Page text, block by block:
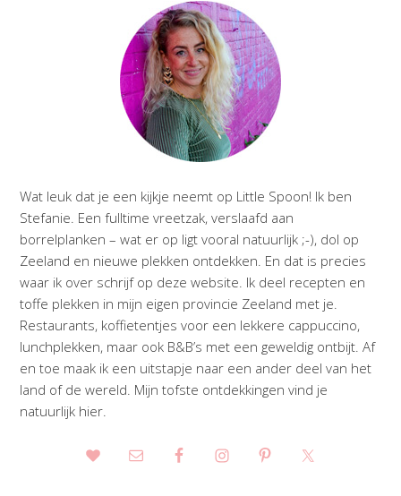
Wat leuk dat je een kijkje neemt op Little Spoon! Ik ben
Stefanie. Een fulltime vreetzak, verslaafd aan
borrelplanken – wat er op ligt vooral natuurlijk ;-), dol op
Zeeland en nieuwe plekken ontdekken. En dat is precies
waar ik over schrijf op deze website. Ik deel recepten en
toffe plekken in mijn eigen provincie Zeeland met je.
Restaurants, koffietentjes voor een lekkere cappuccino,
lunchplekken, maar ook B&B’s met een geweldig ontbijt. Af
en toe maak ik een uitstapje naar een ander deel van het
land of de wereld. Mijn tofste ontdekkingen vind je
natuurlijk hier.